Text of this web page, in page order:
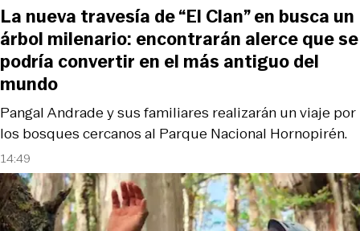
14:49
Pangal Andrade y sus familiares realizarán un viaje por
los bosques cercanos al Parque Nacional Hornopirén.
La nueva travesía de “El Clan” en busca un
árbol milenario: encontrarán alerce que se
podría convertir en el más antiguo del
mundo